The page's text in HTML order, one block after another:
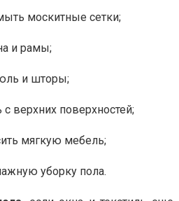
москитные сетки;
и рамы;
и шторы;
верхних поверхностей;
мягкую мебель;
уборку пола.